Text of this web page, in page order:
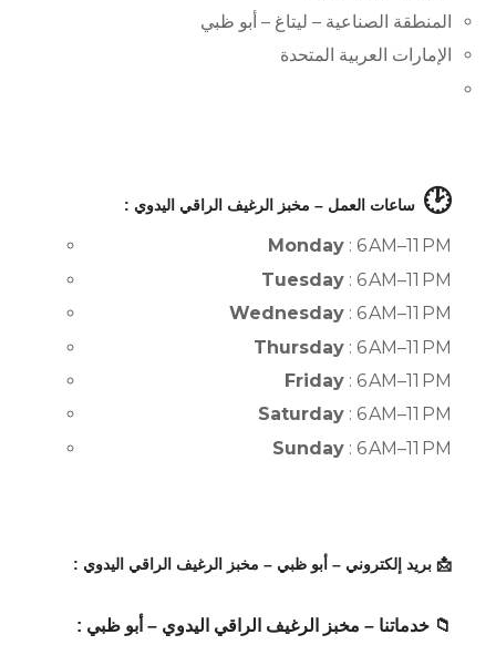
المنطقة الصناعية – ليتاغ – أبو ظبي
الإمارات العربية المتحدة
🕑 ساعات العمل – مخبز الرغيف الراقي اليدوي :
Monday : 6 AM–11 PM
Tuesday : 6 AM–11 PM
Wednesday : 6 AM–11 PM
Thursday : 6 AM–11 PM
Friday : 6 AM–11 PM
Saturday : 6 AM–11 PM
Sunday : 6 AM–11 PM
📩 بريد إلكتروني – أبو ظبي – مخبز الرغيف الراقي اليدوي :
📁 خدماتنا – مخبز الرغيف الراقي اليدوي – أبو ظبي :